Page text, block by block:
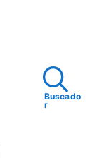
Buscado
r